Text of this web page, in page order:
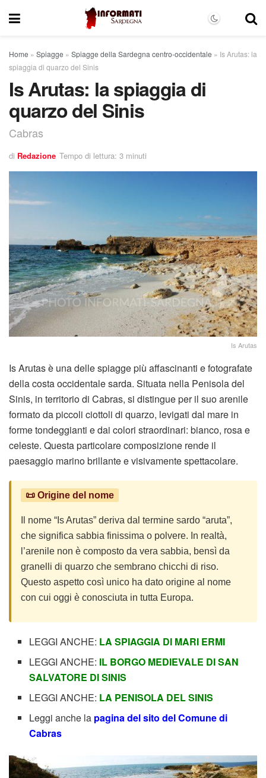
Home » Spiagge » Spiagge della Sardegna centro-occidentale » Is Arutas: la
spiaggia di quarzo del Sinis
Is Arutas: la spiaggia di
quarzo del Sinis
Cabras
di Redazione Tempo di lettura: 3 minuti
Is Arutas
Is Arutas è una delle spiagge più affascinanti e fotografate
della costa occidentale sarda. Situata nella Penisola del
Sinis, in territorio di Cabras, si distingue per il suo arenile
formato da piccoli ciottoli di quarzo, levigati dal mare in
forme tondeggianti e dai colori straordinari: bianco, rosa e
celeste. Questa particolare composizione rende il
paesaggio marino brillante e visivamente spettacolare.
📜 Origine del nome
Il nome “Is Arutas” deriva dal termine sardo “aruta”,
che significa sabbia finissima o polvere. In realtà,
l’arenile non è composto da vera sabbia, bensì da
granelli di quarzo che sembrano chicchi di riso.
Questo aspetto così unico ha dato origine al nome
con cui oggi è conosciuta in tutta Europa.
LEGGI ANCHE: LA SPIAGGIA DI MARI ERMI
LEGGI ANCHE: IL BORGO MEDIEVALE DI SAN
SALVATORE DI SINIS
LEGGI ANCHE: LA PENISOLA DEL SINIS
Leggi anche la pagina del sito del Comune di
Cabras